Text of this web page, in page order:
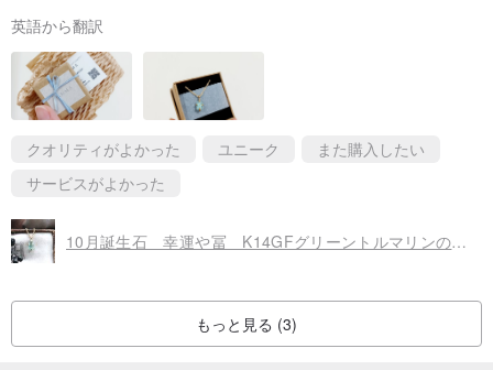
・全てハンドメイド品の繊細な作りになっておりますので、強い力
を加えた場合には変形・破損する場合がございます。また、入浴の
際の着用は変色、破損の原因となる場合がございますので、ご理解
の程よろしくお願いいたします。
ーーーーーーーーーーーーーーーーーーーー
英語から翻訳
クオリティがよかった ユニーク
また購入したい
サービスがよかった
10月誕生石 幸運や冨 K14GFグリーントルマリンの原石ネックレス
もっと見る (3)